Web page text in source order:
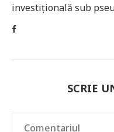
investițională sub
SCRIE